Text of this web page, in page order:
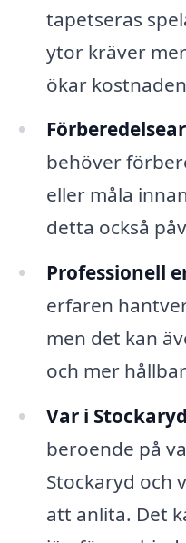
tapetseras
ytor kräver
ökar
behöver
eller måla
detta också
Professionell
erfaren
men det kan
och mer
Var i
beroende på
Stockaryd och
att anlita. Det